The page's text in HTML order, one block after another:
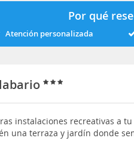
Por qué
Atención personalizada
instalaciones recreativas a
una terraza y jardín donde